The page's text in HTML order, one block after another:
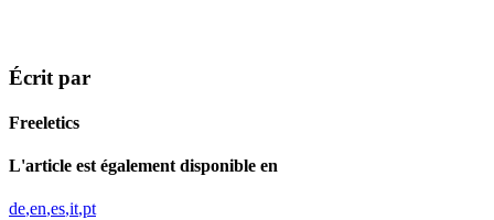
Écrit par
Freeletics
L'article est également disponible en
de en es it pt